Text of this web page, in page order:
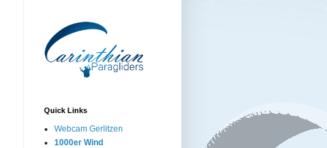
Quick Links
Webcam Gerlitzen
1000er Wind